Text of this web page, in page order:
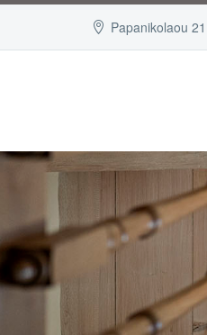
Papanikolaou